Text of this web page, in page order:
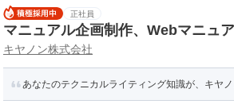
正社員
マニュアル企画制作、Webマニュ
キヤノン株式会社
あなたのテクニカルライティング知識が、キヤ